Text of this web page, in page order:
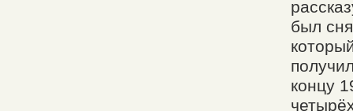
был
концу